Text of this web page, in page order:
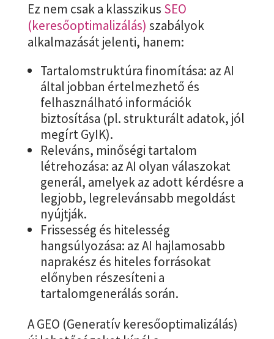
Ez nem csak a klasszikus SEO
(keresőoptimalizálás) szabályok
alkalmazását jelenti, hanem:
Tartalomstruktúra finomítása: az AI
által jobban értelmezhető és
felhasználható információk
biztosítása (pl. strukturált adatok, jól
megírt GyIK).
Releváns, minőségi tartalom
létrehozása: az AI olyan válaszokat
generál, amelyek az adott kérdésre a
legjobb, legrelevánsabb megoldást
nyújtják.
Frissesség és hitelesség
hangsúlyozása: az AI hajlamosabb
naprakész és hiteles forrásokat
előnyben részesíteni a
tartalomgenerálás során.
A GEO (Generatív keresőoptimalizálás)